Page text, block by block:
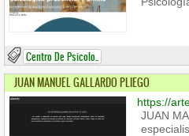
Centro De Psicolo..
JUAN MANUEL GALLARDO PLIEGO
https://
JUAN